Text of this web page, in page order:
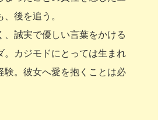
、後を追う。
、誠実で優しい言葉をかける
。カジモドにとっては生まれ
験。彼女へ愛を抱くことは必